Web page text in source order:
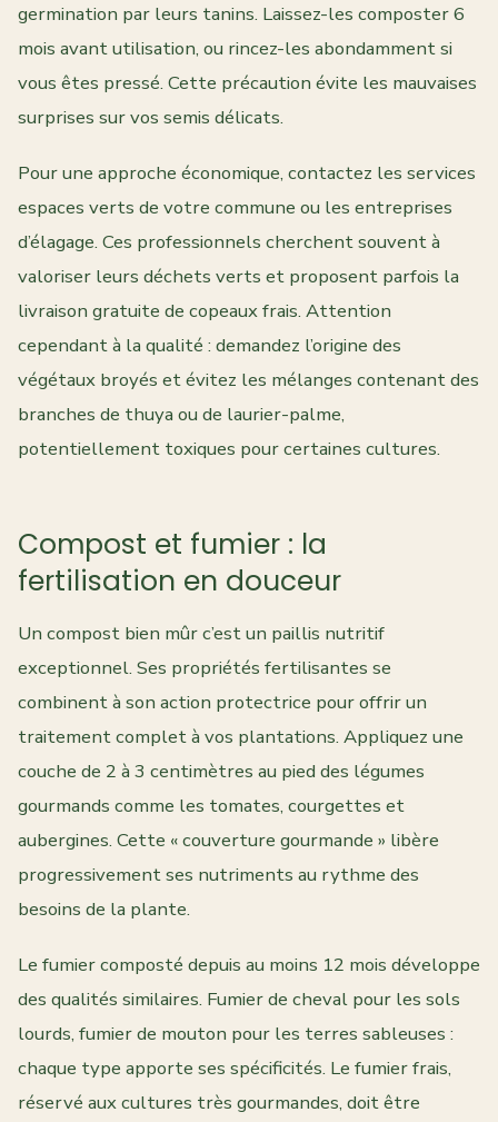
germination par leurs tanins. Laissez-les composter 6
mois avant utilisation, ou rincez-les abondamment si
vous êtes pressé. Cette précaution évite les mauvaises
surprises sur vos semis délicats.
Pour une approche économique, contactez les services
espaces verts de votre commune ou les entreprises
d’élagage. Ces professionnels cherchent souvent à
valoriser leurs déchets verts et proposent parfois la
livraison gratuite de copeaux frais. Attention
cependant à la qualité : demandez l’origine des
végétaux broyés et évitez les mélanges contenant des
branches de thuya ou de laurier-palme,
potentiellement toxiques pour certaines cultures.
Compost et fumier : la
fertilisation en douceur
Un compost bien mûr c’est un paillis nutritif
exceptionnel. Ses propriétés fertilisantes se
combinent à son action protectrice pour offrir un
traitement complet à vos plantations. Appliquez une
couche de 2 à 3 centimètres au pied des légumes
gourmands comme les tomates, courgettes et
aubergines. Cette « couverture gourmande » libère
progressivement ses nutriments au rythme des
besoins de la plante.
Le fumier composté depuis au moins 12 mois développe
des qualités similaires. Fumier de cheval pour les sols
lourds, fumier de mouton pour les terres sableuses :
chaque type apporte ses spécificités. Le fumier frais,
réservé aux cultures très gourmandes, doit être